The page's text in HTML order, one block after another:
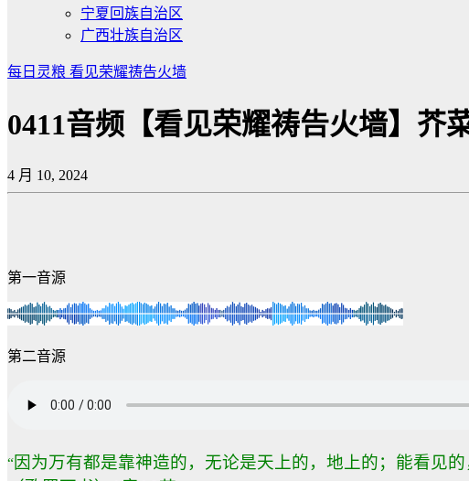
宁夏回族自治区
广西壮族自治区
每日灵粮 看见荣耀祷告火墙
0411音频【看见荣耀祷告火墙】芥
4 月 10, 2024
第一音源
第二音源
“因为万有都是靠神造的，无论是天上的，地上的；能看见